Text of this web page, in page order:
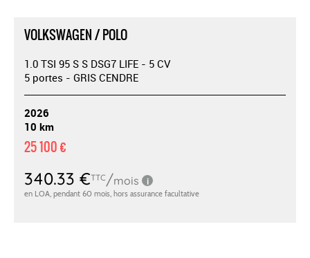
VOLKSWAGEN / POLO
1.0 TSI 95 S S DSG7 LIFE - 5 CV
5 portes - GRIS CENDRE
2026
10 km
25 100 €